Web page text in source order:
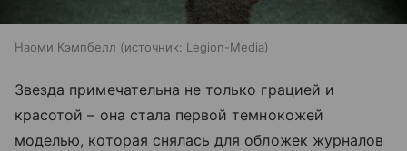
Наоми Кэмпбелл источник: Legion-Media
Звезда примечательна не только грацией и
красотой – она стала первой темнокожей
моделью, которая снялась для обложек журналов